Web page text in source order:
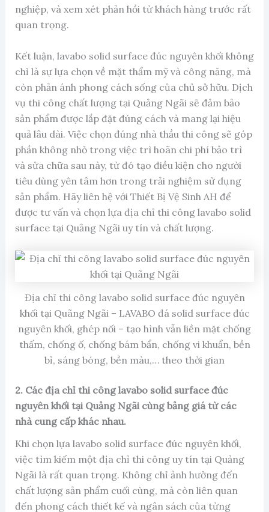
nghiệp, và xem xét phản hồi từ khách hàng trước rất
quan trọng.
Kết luận, lavabo solid surface đúc nguyên khối không
chỉ là sự lựa chọn về mặt thẩm mỹ và công năng, mà
còn phản ánh phong cách sống của chủ sở hữu. Dịch
vụ thi công chất lượng tại Quảng Ngãi sẽ đảm bảo
sản phẩm được lắp đặt đúng cách và mang lại hiệu
quả lâu dài. Việc chọn đúng nhà thầu thi công sẽ góp
phần không nhỏ trong việc trì hoãn chi phí bảo trì
và sửa chữa sau này, từ đó tạo điều kiện cho người
tiêu dùng yên tâm hơn trong trải nghiệm sử dụng
sản phẩm. Hãy liên hệ với Thiết Bị Vệ Sinh AH để
được tư vấn và chọn lựa địa chỉ thi công lavabo solid
surface tại Quảng Ngãi uy tín và chất lượng.
Địa chỉ thi công lavabo solid surface đúc nguyên
khối tại Quãng Ngãi – LAVABO đá solid surface đúc
nguyên khối, ghép nối – tạo hình vẫn liền mặt chống
thấm, chống ố, chống bám bẩn, chống vi khuẩn, bền
bỉ, sáng bóng, bền màu,… theo thời gian
2. Các địa chỉ thi công lavabo solid surface đúc
nguyên khối tại Quảng Ngãi cùng bảng giá từ các
nhà cung cấp khác nhau.
Khi chọn lựa lavabo solid surface đúc nguyên khối,
việc tìm kiếm một địa chỉ thi công uy tín tại Quảng
Ngãi là rất quan trọng. Không chỉ ảnh hưởng đến
chất lượng sản phẩm cuối cùng, mà còn liên quan
đến phong cách thiết kế và ngân sách của từng